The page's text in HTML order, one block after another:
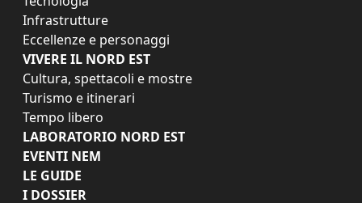
Infrastrutture
Eccellenze e personaggi
VIVERE IL NORD EST
Cultura, spettacoli e mostre
Turismo e itinerari
Tempo libero
LABORATORIO NORD EST
EVENTI NEM
LE GUIDE
I DOSSIER